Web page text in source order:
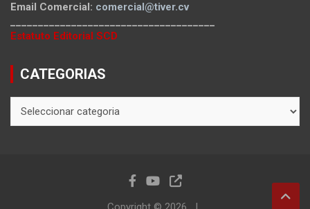
Email Comercial: comercial@tiver.cv
Estatuto Editorial SCD
CATEGORIAS